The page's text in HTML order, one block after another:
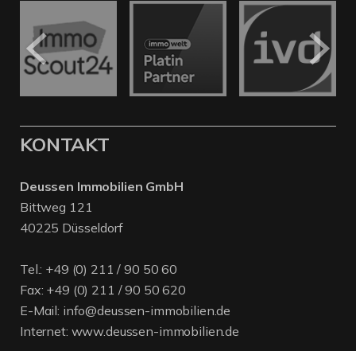
KONTAKT
Deussen Immobilien GmbH
Bittweg 121
40225 Düsseldorf
Tel.: +49 (0) 211 / 90 50 60
Fax: +49 (0) 211 / 90 50 620
E-Mail: info@deussen-immobilien.de
Internet: www.deussen-immobilien.de